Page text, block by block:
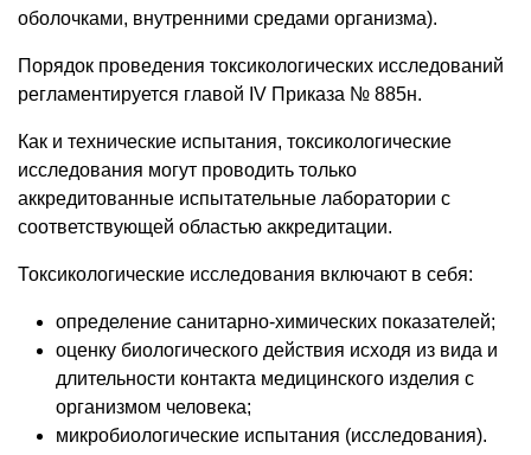
оболочками, внутренними средами организма).
Порядок проведения токсикологических исследований
регламентируется главой IV Приказа № 885н.
Как и технические испытания, токсикологические
исследования могут проводить только
аккредитованные испытательные лаборатории с
соответствующей областью аккредитации.
Токсикологические исследования включают в себя:
определение санитарно-химических показателей;
оценку биологического действия исходя из вида и
длительности контакта медицинского изделия с
организмом человека;
микробиологические испытания (исследования).